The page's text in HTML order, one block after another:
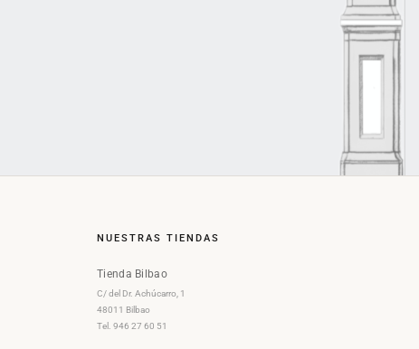
NUESTRAS TIENDAS
Tienda Bilbao
C/ del Dr. Achúcarro, 1
48011 Bilbao
Tel. 946 27 60 51